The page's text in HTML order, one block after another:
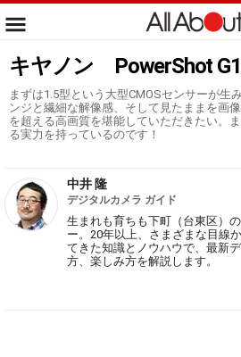
キヤノン PowerShot
まずは1.5型という大型CMOSセンサーが生
ンジと繊細な解像感、そして見たままを画
を超える高画質を堪能していただきたい。
る実力を持っているのです！
中井 隆
デジタルカメラ ガイド
生まれも育ちも下町（台東区）
ー。20年以上、さまざまな目線
てきた知識とノウハウで、最新
方、楽しみ方を解説します。